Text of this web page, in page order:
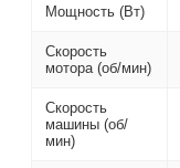
Мощность (Вт)
Скорость
мотора (об/мин)
Скорость
машины (об/
мин)